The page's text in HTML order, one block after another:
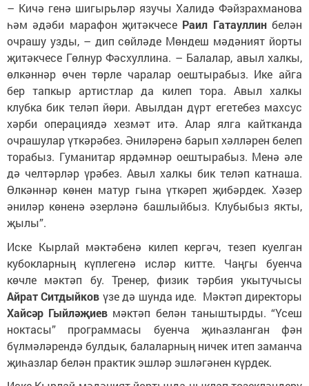
– Кичә генә шигырьләр язучы Халидә Фәйзрахманова
һәм әдәби марафон җитәкчесе Раил Гатауллинбелән
очрашу узды, – дип сөйләде Мөндеш мәдәният йорты
җитәкчесе Гөлнур Фәсхуллина. – Балалар, авыл халкы,
өлкәннәр өчен төрле чаралар оештырабыз. Ике айга
бер тапкыр артистлар да килеп тора. Авыл халкы
клубка бик теләп йөри. Авылдан дүрт егетебез махсус
хәрби операциядә хезмәт итә. Алар ялга кайтканда
очрашулар үткәрәбез. Әниләренә барып хәлләрен белеп
торабыз. Гуманитар ярдәмнәр оештырабыз. Менә әле
дә челтәрләр үрәбез. Авыл халкы бик теләп катнаша.
Өлкәннәр көнен матур гына үткәреп җибәрдек. Хәзер
әниләр көненә әзерләнә башлыйбыз. Клубыбыз якты,
җылы”.
Иске Кырлай мәктәбенә килеп кергәч, тезеп куелган
кубокларның күплегенә исләр китте. Чаңгы буенча
көчле мәктәп бу. Тренер, физик тәрбия укытучысы
Айрат Ситдыйков үзе дә шунда иде. Мәктәп директоры
Хайсәр Гыйләҗиев мәктәп белән таныштырды. “Үсеш
ноктасы” программасы буенча җиһазланган фән
бүлмәләрендә булдык, балаларның ничек итеп заманча
җиһазлар белән практик эшләр эшләгәнен күрдек.